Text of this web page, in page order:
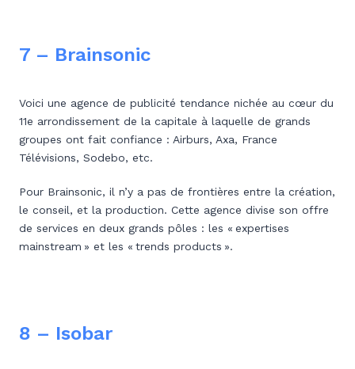
7 – Brainsonic
Voici une agence de publicité tendance nichée au cœur du
11e arrondissement de la capitale à laquelle de grands
groupes ont fait confiance : Airburs, Axa, France
Télévisions, Sodebo, etc.
Pour Brainsonic, il n’y a pas de frontières entre la création,
le conseil, et la production. Cette agence divise son offre
de services en deux grands pôles : les « expertises
mainstream » et les « trends products ».
8 – Isobar